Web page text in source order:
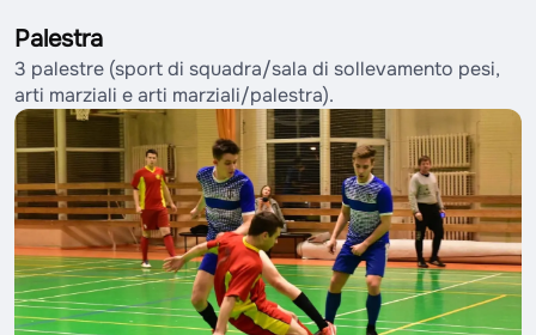
Palestra
3 palestre (sport di squadra/sala di sollevamento pesi,
arti marziali e arti marziali/palestra).